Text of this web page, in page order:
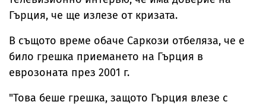
Гърция, че ще излезе от кризата.
В същото време обаче Саркози отбеляза, че е
било грешка приемането на Гърция в
еврозоната през 2001 г.
"Това беше грешка, защото Гърция влезе с